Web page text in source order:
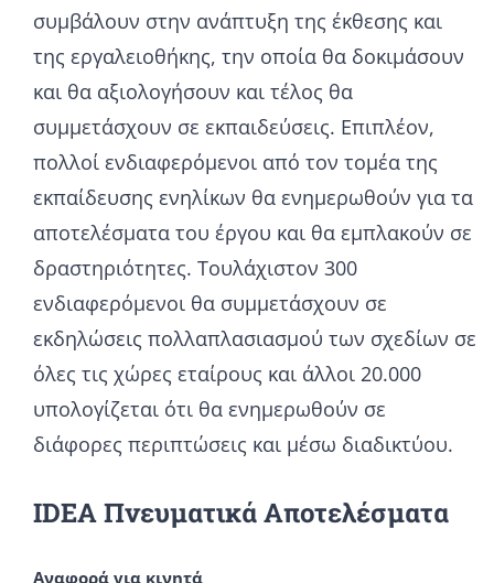
συμβάλουν στην ανάπτυξη της έκθεσης και
της εργαλειοθήκης, την οποία θα δοκιμάσουν
και θα αξιολογήσουν και τέλος θα
συμμετάσχουν σε εκπαιδεύσεις. Επιπλέον,
πολλοί ενδιαφερόμενοι από τον τομέα της
εκπαίδευσης ενηλίκων θα ενημερωθούν για τα
αποτελέσματα του έργου και θα εμπλακούν σε
δραστηριότητες. Τουλάχιστον 300
ενδιαφερόμενοι θα συμμετάσχουν σε
εκδηλώσεις πολλαπλασιασμού των σχεδίων σε
όλες τις χώρες εταίρους και άλλοι 20.000
υπολογίζεται ότι θα ενημερωθούν σε
διάφορες περιπτώσεις και μέσω διαδικτύου.
IDEA Πνευματικά Αποτελέσματα
Αναφορά για κινητά